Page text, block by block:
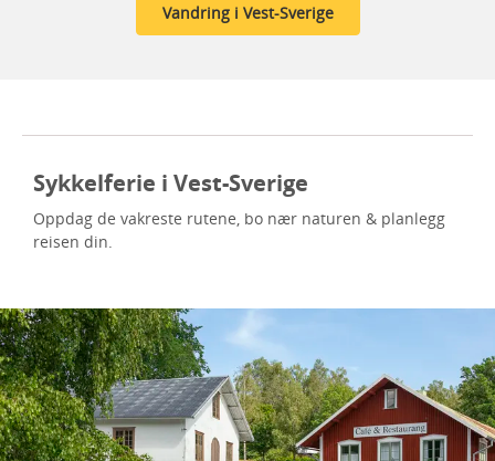
Vandring i Vest-Sverige
Sykkelferie i Vest-Sverige
Oppdag de vakreste rutene, bo nær naturen & planlegg
reisen din.